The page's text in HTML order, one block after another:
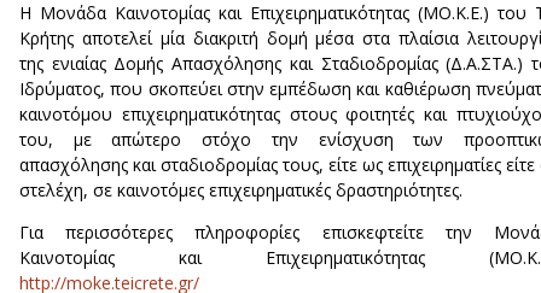
Η Μονάδα Καινοτομίας και Επιχειρηματικότητας (ΜΟ.Κ.Ε.) του
Κρήτης αποτελεί μία διακριτή δομή μέσα στα πλαίσια
της ενιαίας Δομής Απασχόλησης και Σταδιοδρομίας (Δ.Α.ΣΤΑ.)
Ιδρύματος, που σκοπεύει στην εμπέδωση και καθιέρωση
καινοτόμου επιχειρηματικότητας στους φοιτητές και
του, με απώτερο στόχο την ενίσχυση των
απασχόλησης και σταδιοδρομίας τους, είτε ως επιχειρηματίες
στελέχη, σε καινοτόμες επιχειρηματικές δραστηριότητες.
Για περισσότερες πληροφορίες επισκεφτείτε την
Καινοτομίας και Επιχειρηματικότητας
http://moke.teicrete.gr/